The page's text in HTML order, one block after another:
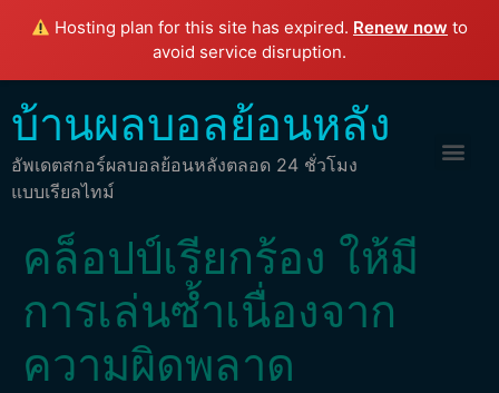
Hosting plan for this site has expired. Renew now to
avoid service disruption.
บ้านผลบอลย้อนหลัง
อัพเดตสกอร์ผลบอลย้อนหลังตลอด 24 ชั่วโมง
แบบเรียลไทม์
คล็อปป์เรียกร้อง ให้มี
การเล่นซ้ำเนื่องจาก
ความผิดพลาด